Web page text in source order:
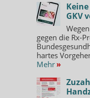
GKV
gegen die Rx-
hartes
Mehr »